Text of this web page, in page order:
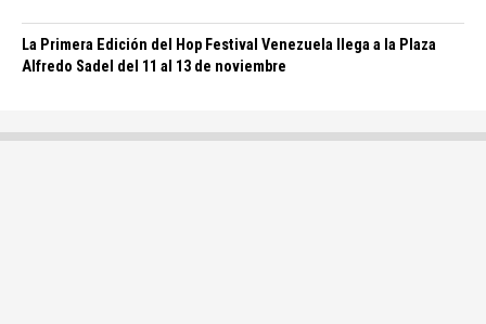
La Primera Edición del Hop Festival Venezuela llega a la Plaza
Alfredo Sadel del 11 al 13 de noviembre